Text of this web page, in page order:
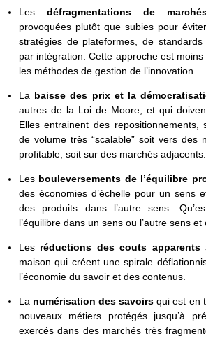
Les défragmentations de
provoquées plutôt que subies pour
stratégies de plateformes, de standards
par intégration. Cette approche est
les méthodes de gestion de l’innovation.
La baisse des prix et la
autres de la Loi de Moore, et qui
Elles entrainent des repositionnements,
de volume très “scalable” soit vers des
profitable, soit sur des marchés adjacents.
Les bouleversements de l’équilibre
des économies d’échelle pour un sens
des produits dans l’autre sens.
l’équilibre dans un sens ou l’autre sens
Les réductions des couts apparents
maison qui créent une spirale
l’économie du savoir et des contenus.
La numérisation des savoirsqui est en
nouveaux métiers protégés jusqu’à
exercés dans des marchés très